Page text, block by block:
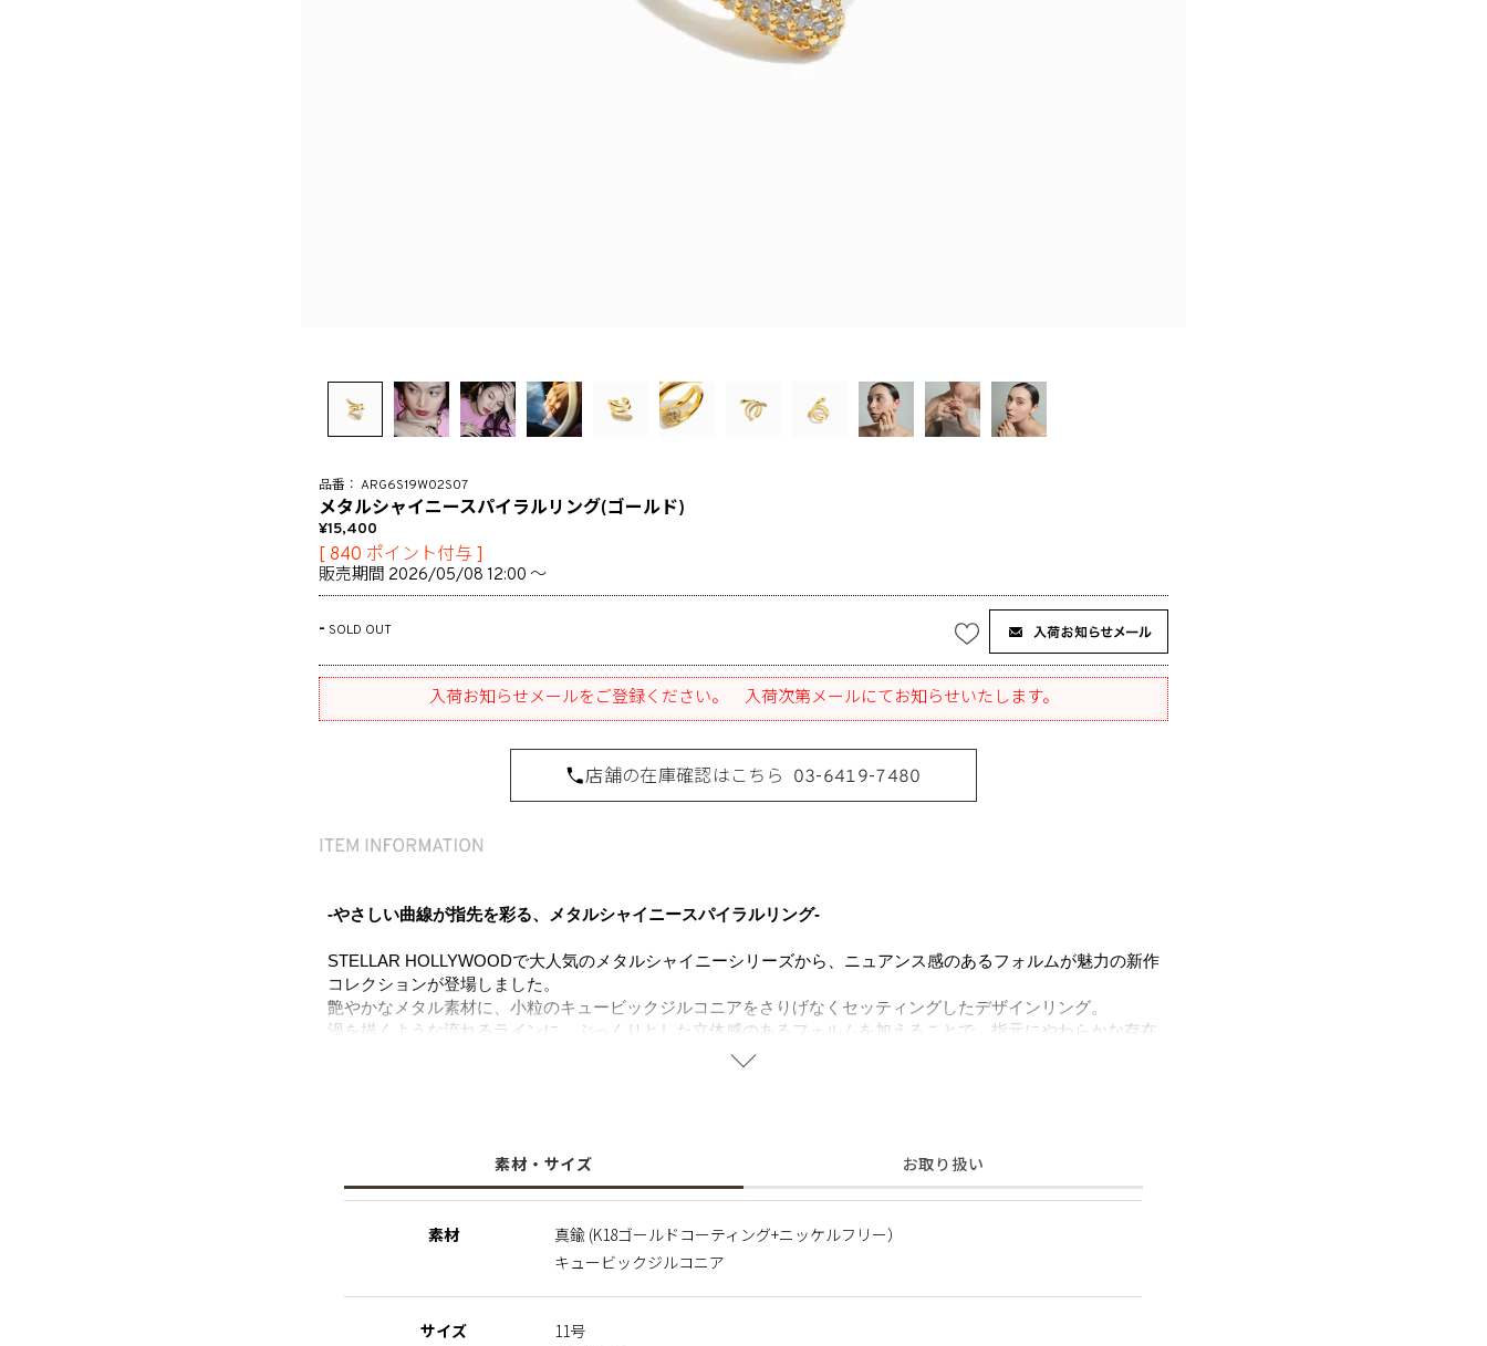
ARG6S19W02S07
メタルシャイニースパイラルリング(ゴールド)
15,400
[ 840 ポイント付与 ]
販売期間 2026/05/08 12:00 〜
- SOLD OUT
入荷お知らせメールをご登録ください。 入荷次第メールにてお知らせいたします。
店舗の在庫確認はこちら 03-6419-7480
-やさしい曲線が指先を彩る、メタルシャイニースパイラルリング-
STELLAR HOLLYWOODで大人気のメタルシャイニーシリーズから、ニュアンス感のあるフォルムが魅力の新作
コレクションが登場しました。
艶やかなメタル素材に、小粒のキュービックジルコニアをさりげなくセッティングしたデザインリング。
渦を描くような流れるラインに、ぷっくりとした立体感のあるフォルムを加えることで、指元にやわらかな存在
金属製のアクセサリーに含まれるニッケルで引き起こるアレルギーを防ぐために、ニッケルをほぼ含まずに作ら
艶やかなメタルに、小粒のキュービックジルコニアを贅沢に散りばめ、繊細でありながら印象的なきらめきを描
素材・サイズ お取り扱い
素材
真鍮 (K18ゴールドコーティング+ニッケルフリー）
キュービックジルコニア
サイズ
11号